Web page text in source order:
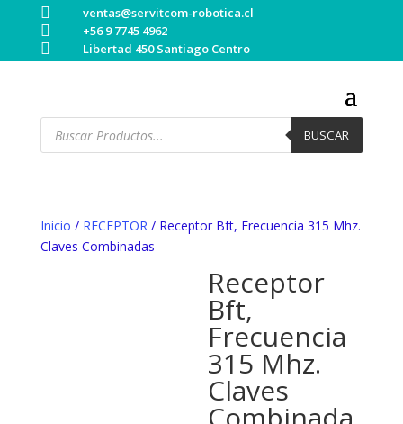
 ventas@servitcom-robotica.cl
 +56 9 7745 4962
 Libertad 450 Santiago Centro
Búsqueda
productos
BUSCAR
Inicio / RECEPTOR/ Receptor Bft, Frecuencia 315 Mhz.
Claves Combinadas
Receptor
Bft,
Frecuencia
315 Mhz.
Claves